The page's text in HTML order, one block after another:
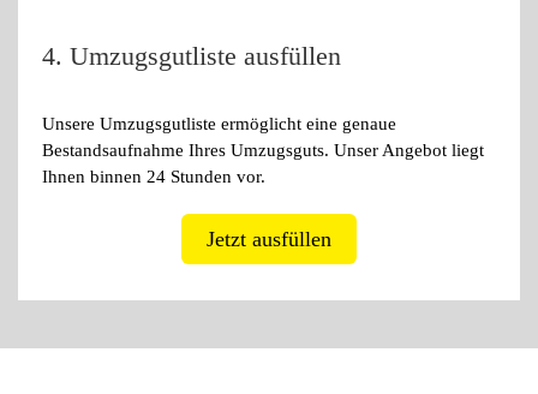
4. Umzugsgutliste ausfüllen
Unsere Umzugsgutliste ermöglicht eine genaue
Bestandsaufnahme Ihres Umzugsguts. Unser Angebot liegt
Ihnen binnen 24 Stunden vor.
Jetzt ausfüllen